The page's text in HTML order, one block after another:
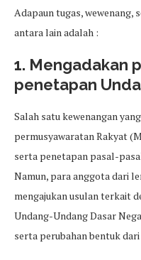
Adapaun tugas, wewenang,
antara lain adalah :
1. Mengadakan
penetapan
Salah satu kewenangan
permusyawaratan Rakyat
serta penetapan pasal-
Namun, para anggota dari
mengajukan usulan terkait
Undang-Undang Dasar
serta perubahan bentuk